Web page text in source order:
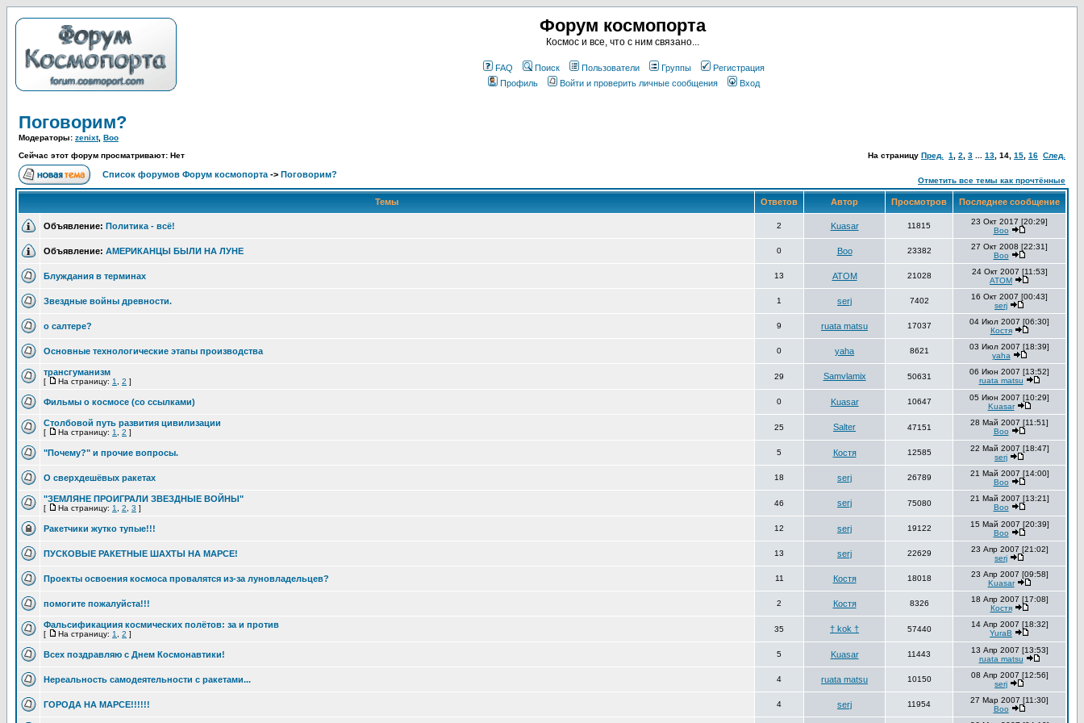
Форум космопорта
Космос и все, что с ним связано...
FAQ Поиск Пользователи Группы
Регистрация
Профиль
Войти и проверить личные сообщения Вход
Поговорим?
Модераторы: zenixt, Boo
Сейчас этот форум просматривают: Нет
На страницу Пред. 1 2 3 13 14 15 16 След.
Список форумов Форум космопорта -> Поговорим?
Отметить все темы как прочтённые
Темы Ответов Автор Просмотров Последнее сообщение
Объявление: Политика - всё! 2 Kuasar 11815
23 Окт 2017 [20:29]
Boo
Объявление: АМЕРИКАНЦЫ БЫЛИ НА ЛУНЕ 0 Boo 23382
27 Окт 2008 [22:31]
Boo
Блуждания в терминах 13 АТОМ 21028
24 Окт 2007 [11:53]
АТОМ
Звездные войны древности. 1 serj 7402
16 Окт 2007 [00:43]
serj
о салтере? 9 ruata matsu 17037
04 Июл 2007 [06:30]
Костя
Основные технологические этапы производства 0 yaha 8621
03 Июл 2007 [18:39]
yaha
трансгуманизм
[ На страницу: 1 2 ]
29 Samvlamix 50631
06 Июн 2007 [13:52]
ruata matsu
Фильмы о космосе (со ссылками) 0 Kuasar 10647
05 Июн 2007 [10:29]
Kuasar
Столбовой путь развития цивилизации
[ На страницу: 1 2 ]
25 Salter 47151
28 Май 2007 [11:51]
Boo
"Почему?" и прочие вопросы. 5 Костя 12585
22 Май 2007 [18:47]
serj
О сверхдешёвых ракетах 18 serj 26789
21 Май 2007 [14:00]
Boo
"ЗЕМЛЯНЕ ПРОИГРАЛИ ЗВЕЗДНЫЕ ВОЙНЫ"
[ На страницу: 1 2 3 ]
46 serj 75080
21 Май 2007 [13:21]
Boo
Ракетчики жутко тупые!!! 12 serj 19122
15 Май 2007 [20:39]
Boo
ПУСКОВЫЕ РАКЕТНЫЕ ШАХТЫ НА МАРСЕ! 13 serj 22629
23 Апр 2007 [21:02]
serj
Проекты освоения космоса провалятся из-за луновладельцев? 11 Костя 18018
23 Апр 2007 [09:58]
Kuasar
помогите пожалуйста!!! 2 Костя 8326
18 Апр 2007 [17:08]
Костя
Фальсификациия космических полётов: за и против
[ На страницу: 1 2 ]
35 † kok † 57440
14 Апр 2007 [18:32]
YuraB
Всех поздравляю с Днем Космонавтики! 5 Kuasar 11443
13 Апр 2007 [13:53]
ruata matsu
Нереальность самодеятельности с ракетами... 4 ruata matsu 10150
08 Апр 2007 [12:56]
serj
ГОРОДА НА МАРСЕ!!!!!! 4 serj 11954
27 Мар 2007 [11:30]
Boo